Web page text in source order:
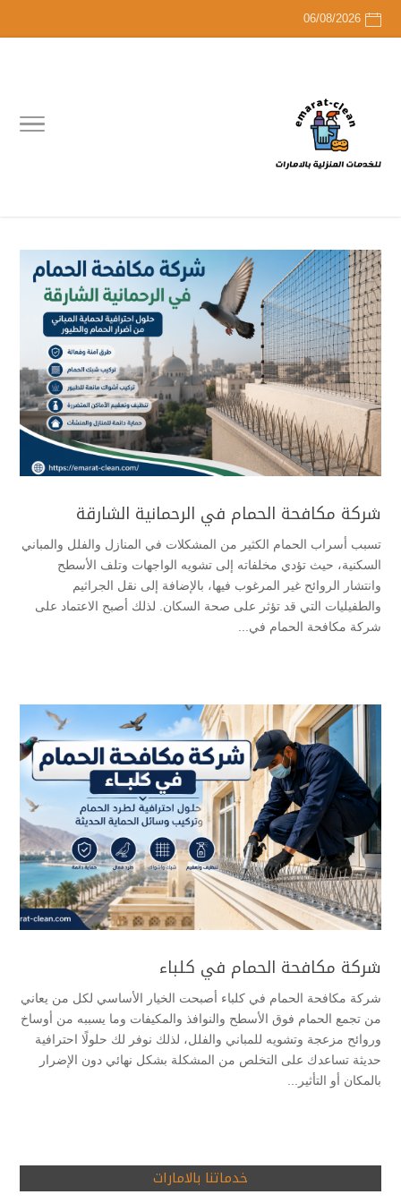
06/08/2026
شركة مكافحة الحمام في الرحمانية الشارقة
تسبب أسراب الحمام الكثير من المشكلات في المنازل والفلل والمباني
السكنية، حيث تؤدي مخلفاته إلى تشويه الواجهات وتلف الأسطح
وانتشار الروائح غير المرغوب فيها، بالإضافة إلى نقل الجراثيم
والطفيليات التي قد تؤثر على صحة السكان. لذلك أصبح الاعتماد على
شركة مكافحة الحمام في...
شركة مكافحة الحمام في كلباء
شركة مكافحة الحمام في كلباء أصبحت الخيار الأساسي لكل من يعاني
من تجمع الحمام فوق الأسطح والنوافذ والمكيفات وما يسببه من أوساخ
وروائح مزعجة وتشويه للمباني والفلل، لذلك نوفر لك حلولًا احترافية
حديثة تساعدك على التخلص من المشكلة بشكل نهائي دون الإضرار
بالمكان أو التأثير...
خدماتنا بالامارات